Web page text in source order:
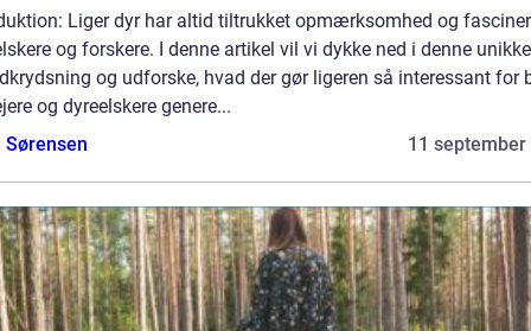
Liger dyr har altid tiltrukket opmærksomhed og
og forskere. I denne artikel vil vi dykke ned i denne unikke
og udforske, hvad der gør ligeren så interessant for
og dyreelskere genere...
Sørensen
11 september